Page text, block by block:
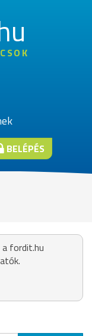
BELÉPÉS
fordit.hu